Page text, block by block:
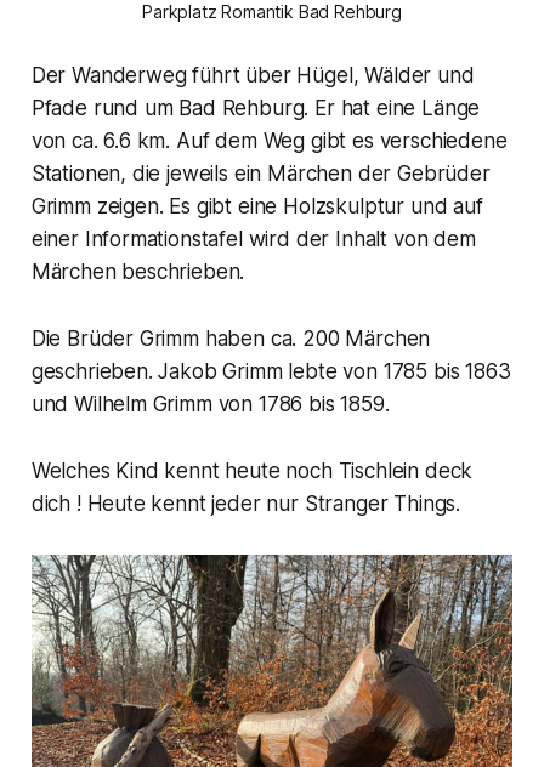
Parkplatz Romantik Bad Rehburg
Der Wanderweg führt über Hügel, Wälder und
Pfade rund um Bad Rehburg. Er hat eine Länge
von ca. 6.6 km. Auf dem Weg gibt es verschiedene
Stationen, die jeweils ein Märchen der Gebrüder
Grimm zeigen. Es gibt eine Holzskulptur und auf
einer Informationstafel wird der Inhalt von dem
Märchen beschrieben.
Die Brüder Grimm haben ca. 200 Märchen
geschrieben. Jakob Grimm lebte von 1785 bis 1863
und Wilhelm Grimm von 1786 bis 1859.
Welches Kind kennt heute noch Tischlein deck
dich ! Heute kennt jeder nur Stranger Things.